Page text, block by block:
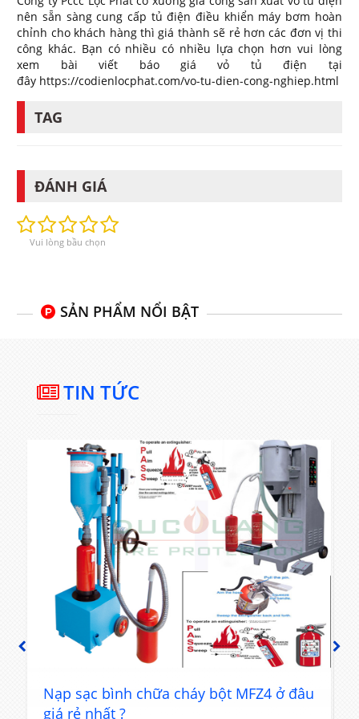
nên sẵn sàng cung cấp tủ điện điều khiển máy bơm hoàn
chỉnh cho khách hàng thì giá thành sẽ rẻ hơn các đơn vị thi
công khác. Bạn có nhiều có nhiều lựa chọn hơn vui lòng
xem bài viết báo giá vỏ tủ điện tại
đây https://codienlocphat.com/vo-tu-dien-cong-nghiep.html
TAG
ĐÁNH GIÁ
Vui lòng bầu chọn
SẢN PHẨM NỔI BẬT
TIN TỨC
PREVIOUS
Nạp sạc bình chữa cháy bột MFZ4 ở đâu
giá rẻ nhất ?
NEXT